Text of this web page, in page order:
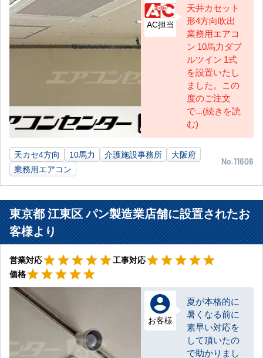
AC担当
天井カセット
形4方向吹出
業務用エアコ
ン 10馬力ダブ
ルツイン 1式
を設置いたし
ました。この
度のご注文
で...(続きを読
む)
天カセ4方向 10馬力 介護施設事務所
大阪府
業務用エアコン
No.11606
東京都 江東区 パン製造業店舗に設置されたお
客様より
営業対応 星5
starstarstarstarstar工事対応 星5
starstarstarstarstar
価格 星5
starstarstarstarstar
お客様
夏が本格的に
暑くなる前に
素早い対応を
して頂いたの
で助かりまし